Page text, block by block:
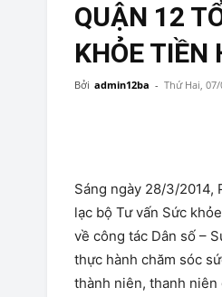
QUẬN 12
KHỎE TIỀN
Bởi admin12ba - Thứ Hai,
Sáng ngày 28/3/2014,
lạc bộ Tư vấn Sức
về công tác Dân số –
thực hành chăm sóc
thành niên, thanh niên